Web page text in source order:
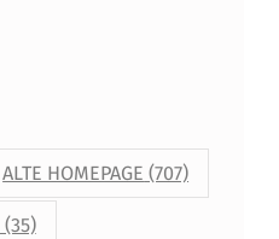
ALTE HOMEPAGE (707)
(35)